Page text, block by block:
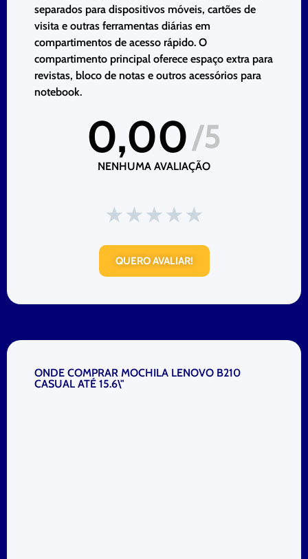
separados para dispositivos móveis, cartões de
visita e outras ferramentas diárias em
compartimentos de acesso rápido. O
compartimento principal oferece espaço extra para
revistas, bloco de notas e outros acessórios para
notebook.
0,00/5
NENHUMA AVALIAÇÃO
★★★★★
QUERO AVALIAR!
ONDE COMPRAR MOCHILA LENOVO B210
CASUAL ATÉ 15.6\"